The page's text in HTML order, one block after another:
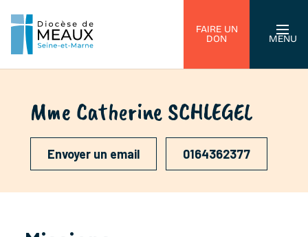
FAIRE UN
DON
MENU
Mme Catherine SCHLEGEL
Envoyer un email 0164362377